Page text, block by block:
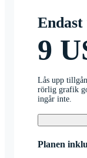
Endast
9
Lås upp
rörlig grafik
ingår inte.
Planen